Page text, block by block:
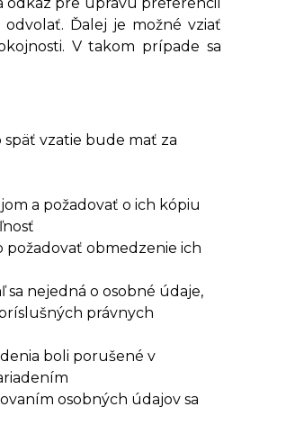
Ďalej je možné vziať
V takom prípade sa
vzatie bude mať za
a požadovať o ich kópiu
požadovať obmedzenie ich
sa nejedná o osobné údaje,
právnych
boli porušené v
osobných údajov sa